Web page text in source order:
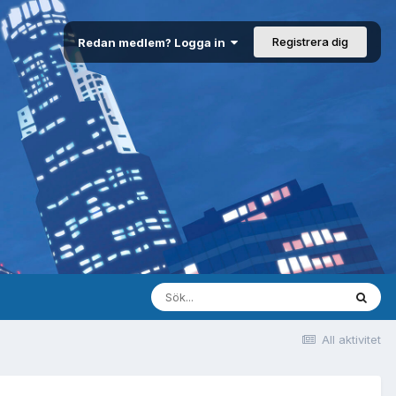
Redan medlem? Logga in Registrera dig
All aktivitet